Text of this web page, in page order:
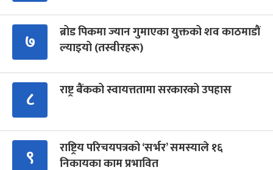
७
ब्रोड पिकमा ज्यान गुमाएका युक्तको शव काठमाडौं
ल्याइयो (तस्वीरहरू)
८ राष्ट्र बैंकको स्वायत्ततामा सरकारको उपहास
९
राष्ट्रिय परिचयपत्रको ‘सर्भर’ समस्याले १६
निकायका काम प्रभावित